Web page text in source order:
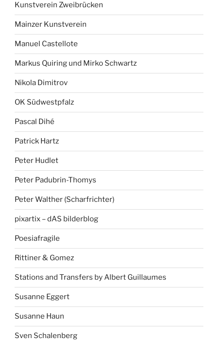
Kunstverein Zweibrücken
Mainzer Kunstverein
Manuel Castellote
Markus Quiring und Mirko Schwartz
Nikola Dimitrov
OK Südwestpfalz
Pascal Dihé
Patrick Hartz
Peter Hudlet
Peter Padubrin-Thomys
Peter Walther (Scharfrichter)
pixartix – dAS bilderblog
Poesiafragile
Rittiner & Gomez
Stations and Transfers by Albert Guillaumes
Susanne Eggert
Susanne Haun
Sven Schalenberg